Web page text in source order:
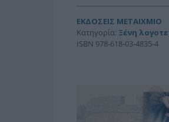
ΕΚΔΟΣΕΙΣ ΜΕΤΑΙΧΜΙΟ
Κατηγορία: Ξένη
ISBN 978-618-03-4835-4